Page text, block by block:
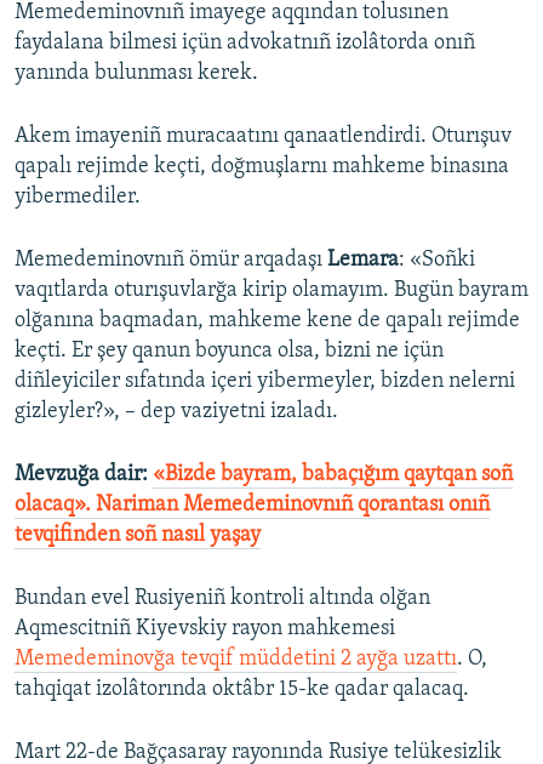
Memedeminovnıñ imayege aqqından tolusınen
faydalana bilmesi içün advokatnıñ izolâtorda onıñ
yanında bulunması kerek.
Akem imayeniñ muracaatını qanaatlendirdi. Oturışuv
qapalı rejimde keçti, doğmuşlarnı mahkeme binasına
yibermediler.
Memedeminovnıñ ömür arqadaşı Lemara: «Soñki
vaqıtlarda oturışuvlarğa kirip olamayım. Bugün bayram
olğanına baqmadan, mahkeme kene de qapalı rejimde
keçti. Er şey qanun boyunca olsa, bizni ne içün
diñleyiciler sıfatında içeri yibermeyler, bizden nelerni
gizleyler?», – dep vaziyetni izaladı.​
Mevzuğa dair: «Bizde bayram, babaçığım qaytqan soñ
olacaq». Nariman Memedeminovnıñ qorantası onıñ
tevqifinden soñ nasıl yaşay
Bundan evel Rusiyeniñ kontroli altında olğan
Aqmescitniñ Kiyevskiy rayon mahkemesi
Memedeminovğa tevqif müddetini 2 ayğa uzattı. O,
tahqiqat izolâtorında oktâbr 15-ke qadar qalacaq.
Mart 22-de Bağçasaray rayonında Rusiye telükesizlik